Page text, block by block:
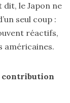
le Japon ne
seul coup :
réactifs,
américaines.
contribution